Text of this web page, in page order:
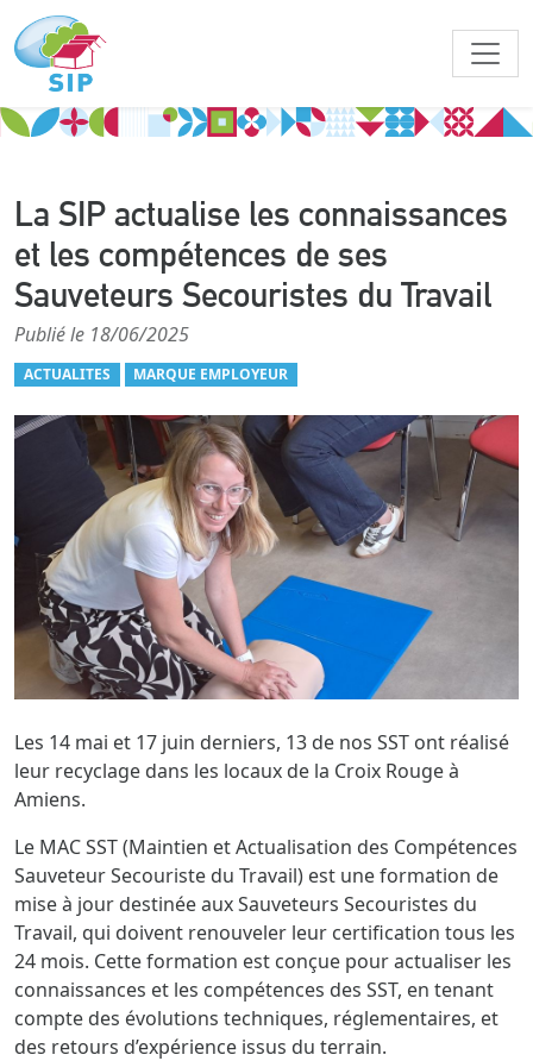
La SIP actualise les connaissances
et les compétences de ses
Sauveteurs Secouristes du Travail
Publié le 18/06/2025
ACTUALITES MARQUE EMPLOYEUR
Les 14 mai et 17 juin derniers, 13 de nos SST ont réalisé
leur recyclage dans les locaux de la Croix Rougeà
Amiens.
Le MAC SST (Maintien et Actualisation des Compétences
Sauveteur Secouriste du Travail) est une formation de
mise à jour destinée aux Sauveteurs Secouristes du
Travail, qui doivent renouveler leur certification tous les
24 mois. Cette formation est conçue pour actualiser les
connaissances et les compétences des SST, en tenant
compte des évolutions techniques, réglementaires, et
des retours d’expérience issus du terrain.